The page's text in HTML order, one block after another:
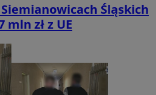
Śląskich
zł z UE